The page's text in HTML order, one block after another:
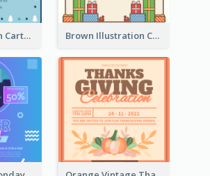
Blue Snowman Cartoon Christmas Concert Invitation Brown Illustration Christmas Sweater Party Invitation